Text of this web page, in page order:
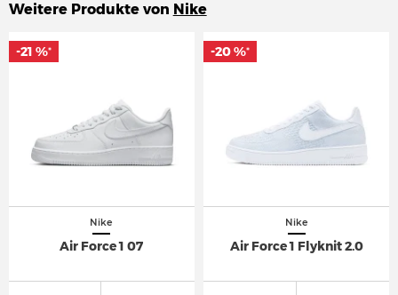
Weitere Produkte von Nike
Nike
Air Force 1 07
-21 %*
-21 %*
Nike
Air Force 1 Flyknit 2.0
-20 %*
-20 %*